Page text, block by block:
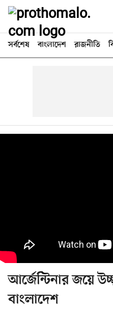
সর্বশেষ বাংলাদেশ রাজনীতি
আর্জেন্টিনার জয়ে
বাংলাদেশ